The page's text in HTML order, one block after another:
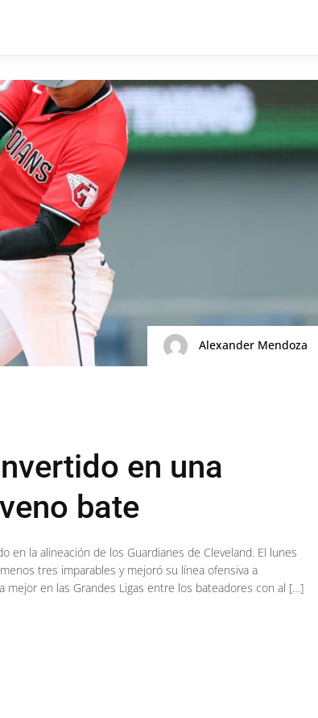
Alexander Mendoza
en una
bate
en la alineación de los Guardianes de Cleveland. El lunes
tres imparables y mejoró su línea ofensiva a
mejor en las Grandes Ligas entre los bateadores con al […]